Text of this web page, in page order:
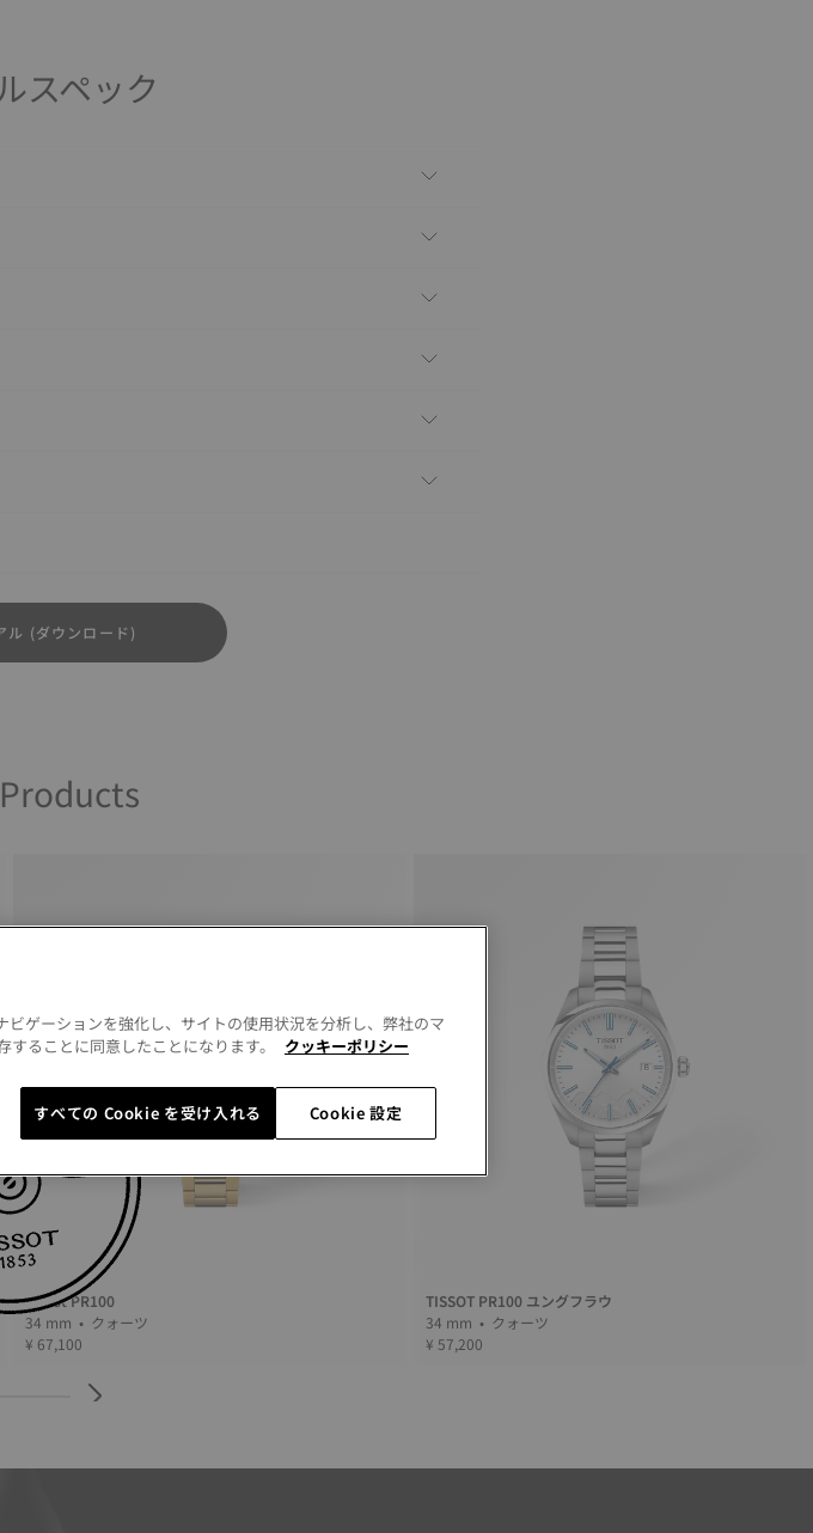
スペック
ル (ダウンロード)
Tissot PR100
34 mm • クォーツ
¥ 67,100
TISSOT PR100 ユングフラウ
34 mm • クォーツ
¥ 57,200
ビゲーションを強化し、サイトの使用状況を分析し、弊社のマ
ることに同意したことになります。
クッキーポリシー
Cookie 設定
すべての Cookie を受け入れる